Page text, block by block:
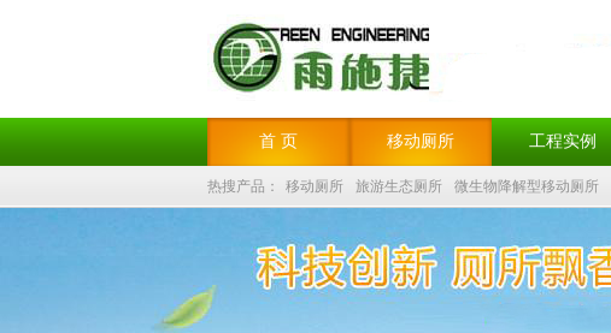
首 页 移动厕所 工程实例
热搜产品： 移动厕所 旅游生态厕所 微生物降解型移动厕所